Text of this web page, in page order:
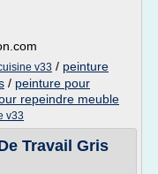
v33 / peinture
/ peinture pour
repeindre meuble
v33
Travail Gris